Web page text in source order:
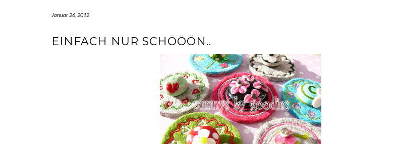
Januar 26, 2012
EINFACH NUR SCHÖÖÖN..